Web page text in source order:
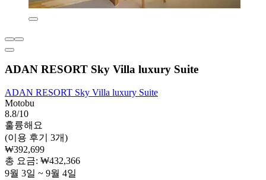
ADAN RESORT Sky Villa luxury Suite
ADAN RESORT Sky Villa luxury Suite
Motobu
8.8/10
훌륭해요
(이용 후기 3개)
₩392,699
총 요금: ₩432,366
9월 3일 ~ 9월 4일